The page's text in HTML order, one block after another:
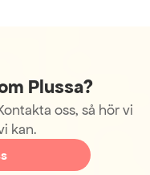
Plussa?
oss, så hör vi
kan.